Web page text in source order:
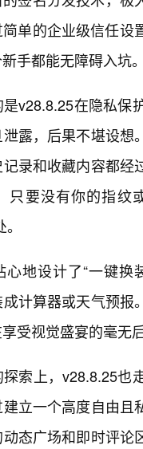
单的企业级信任
手都能无障碍入坑
v28.8.25在隐私保
露，后果不堪设
录和收藏内容都
只要没有你的指纹
心地设计了“一键
计算器或天气预
受视觉盛宴的毫无
索上，v28.8.25也
立一个高度自由
态广场和即时评